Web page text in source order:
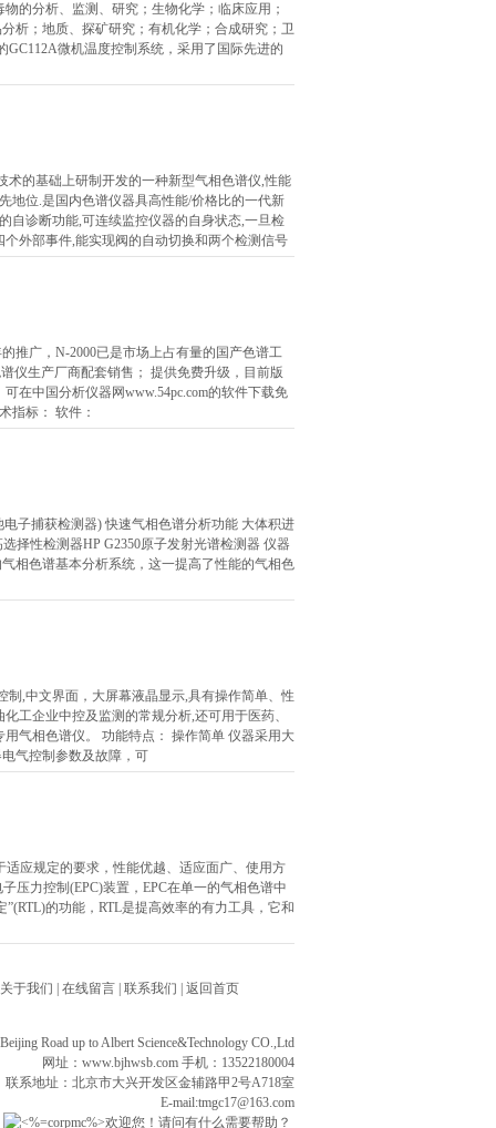
的分析、监测、研究；生物化学；临床应用；
析；地质、探矿研究；有机化学；合成研究；卫
微机温度控制系统，采用了国际先进的
术的基础上研制开发的一种新型气相色谱仪,性能
地位.是国内色谱仪器具高性能/价格比的一代新
自诊断功能,可连续监控仪器的自身状态,一旦检
外部事件,能实现阀的自动切换和两个检测信号
推广，N-2000已是市场上占有量的国产色谱工
仪生产厂商配套销售； 提供免费升级，目前版
在中国分析仪器网www.54pc.com的软件下载免
指标： 软件：
子捕获检测器) 快速气相色谱分析功能 大体积进
择性检测器HP G2350原子发射光谱检测器 仪器
相色谱基本分析系统，这一提高了性能的气相色
制,中文界面，大屏幕液晶显示,具有操作简单、性
工企业中控及监测的常规分析,还可用于医药、
气相色谱仪。 功能特点： 操作简单 仪器采用大
气控制参数及故障，可
应规定的要求，性能优越、适应面广、使用方
压力控制(EPC)装置，EPC在单一的气相色谱中
的功能，RTL是提高效率的有力工具，它和
关于我们 在线留言 联系我们 返回首页
Road up to Albert Science&Technology CO.,Ltd
网址： www.bjhwsb.com 手机：13522180004
联系地址：北京市大兴开发区金辅路甲2号A718室
E-mail:tmgc17@163.com